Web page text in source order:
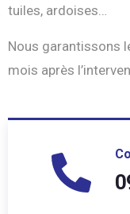
tuiles, ardoises…
Nous garantissons
mois après